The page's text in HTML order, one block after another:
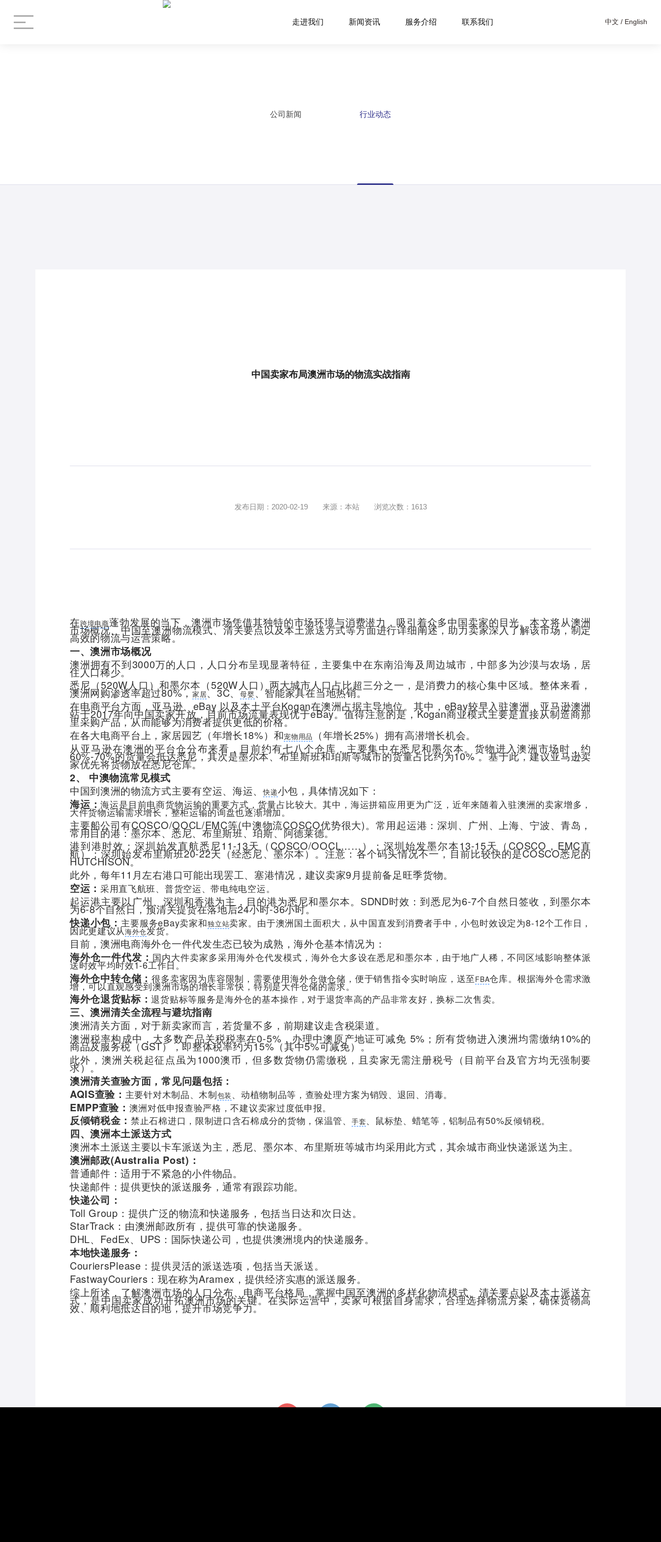
走进我们 新闻资讯 服务介绍 联系我们 中文 / English
公司新闻 行业动态
中国卖家布局澳洲市场的物流实战指南
发布日期：2020-02-19 来源：本站 浏览次数：1613
在跨境电商蓬勃发展的当下，澳洲市场凭借其独特的市场环境与消费潜力，吸引着众多中国卖家的目光。本文将从澳洲
市场概况、中国至澳洲物流模式、清关要点以及本土派送方式等方面进行详细阐述，助力卖家深入了解该市场，制定
高效的物流与运营策略。
一、澳洲市场概况
澳洲拥有不到3000万的人口，人口分布呈现显著特征，主要集中在东南沿海及周边城市，中部多为沙漠与农场，居
住人口稀少。
悉尼（520W人口）和墨尔本（520W人口）两大城市人口占比超三分之一，是消费力的核心集中区域。整体来看，
澳洲网购渗透率超过80%，家居、3C、母婴、智能家具在当地热销。
在电商平台方面，亚马逊、eBay 以及本土平台Kogan在澳洲占据主导地位。其中，eBay较早入驻澳洲，亚马逊澳洲
站于2017年向中国卖家开放，目前市场流量表现优于eBay。值得注意的是，Kogan商业模式主要是直接从制造商那
里采购产品，从而能够为消费者提供更低的价格。
在各大电商平台上，家居园艺（年增长18%）和宠物用品
（年增长25%）拥有高潜增长机会。
从亚马逊在澳洲的平台仓分布来看，目前约有七八个仓库，主要集中在悉尼和墨尔本。货物进入澳洲市场时，约
60%-70%的货量会抵达悉尼，其次是墨尔本、布里斯班和珀斯等城市的货量占比约为10% 。基于此，建议亚马逊卖
家优先将货物放在悉尼仓库。
2、 中澳物流常见模式
中国到澳洲的物流方式主要有空运、海运、快递小包，具体情况如下：
海运：海运是目前电商货物运输的重要方式，货量占比较大。其中，海运拼箱应用更为广泛，近年来随着入驻澳洲的卖家增多，
大件货物运输需求增长，整柜运输的询盘也逐渐增加。
主要船公司有COSCO/OOCL/EMC等(中澳物流COSCO优势很大)。常用起运港：深圳、广州、上海、宁波、青岛，
常用目的港：墨尔本、悉尼、布里斯班、珀斯、阿德莱德。
港到港时效：深圳始发直航悉尼11-13天（COSCO/OOCL……）；深圳始发墨尔本13-15天（COSCO，EMC直
航）；深圳始发布里斯班20-22天（经悉尼、墨尔本）。注意：各个码头情况不一，目前比较快的是COSCO悉尼的
HUTCHISON。
此外，每年11月左右港口可能出现罢工、塞港情况，建议卖家9月提前备足旺季货物。
空运： 采用直飞航班、普货空运、带电纯电空运。
起运港主要以广州、深圳和香港为主，目的港为悉尼和墨尔本。SDND时效：到悉尼为6-7个自然日签收，到墨尔本
为6-8个自然日，预清关提货在落地后24小时-36小时。
快递小包： 主要服务eBay卖家和独立站卖家。由于澳洲国土面积大，从中国直发到消费者手中，小包时效设定为8-12个工作日，
因此更建议从海外仓发货。
目前，澳洲电商海外仓一件代发生态已较为成熟，海外仓基本情况为：
海外仓一件代发： 国内大件卖家多采用海外仓代发模式，海外仓大多设在悉尼和墨尔本，由于地广人稀，不同区域影响整体派
送时效平均时效1-6工作日。
海外仓中转仓储：很多卖家因为库容限制，需要使用海外仓做仓储，便于销售指令实时响应，送至FBA仓库。根据海外仓需求激
增，可以直观感受到澳洲市场的增长非常快，特别是大件仓储的需求。
海外仓退货贴标：退货贴标等服务是海外仓的基本操作，对于退货率高的产品非常友好，换标二次售卖。
三、澳洲清关全流程与避坑指南
澳洲清关方面，对于新卖家而言，若货量不多，前期建议走含税渠道。
澳洲税率构成中，大多数产品关税税率在0-5%，办理中澳原产地证可减免 5%；所有货物进入澳洲均需缴纳10%的
商品及服务税（GST），即整体税率约为15%（其中5%可减免）。
此外，澳洲关税起征点虽为1000澳币，但多数货物仍需缴税，且卖家无需注册税号（目前平台及官方均无强制要
求）。
澳洲清关查验方面，常见问题包括：
AQIS查验： 主要针对木制品、木制包装 、动植物制品等，查验处理方案为销毁、退回、消毒。
EMPP查验： 澳洲对低申报查验严格，不建议卖家过度低申报。
反倾销税金：禁止石棉进口，限制进口含石棉成分的货物，保温管、 手套、鼠标垫、蜡笔等，铝制品有50%反倾销税。
四、澳洲本土派送方式
澳洲本土派送主要以卡车派送为主，悉尼、墨尔本、布里斯班等城市均采用此方式，其余城市商业快递派送为主。
澳洲邮政(Australia Post)：
普通邮件：适用于不紧急的小件物品。
快递邮件：提供更快的派送服务，通常有跟踪功能。
快递公司：
Toll Group：提供广泛的物流和快递服务，包括当日达和次日达。
StarTrack：由澳洲邮政所有，提供可靠的快递服务。
DHL、FedEx、UPS：国际快递公司，也提供澳洲境内的快递服务。
本地快递服务：
CouriersPlease：提供灵活的派送选项，包括当天派送。
FastwayCouriers：现在称为Aramex，提供经济实惠的派送服务。
综上所述，了解澳洲市场的人口分布、电商平台格局，掌握中国至澳洲的多样化物流模式、清关要点以及本土派送方
式，是中国卖家成功开拓澳洲市场的关键。在实际运营中，卖家可根据自身需求，合理选择物流方案，确保货物高
效、顺利地抵达目的地，提升市场竞争力。